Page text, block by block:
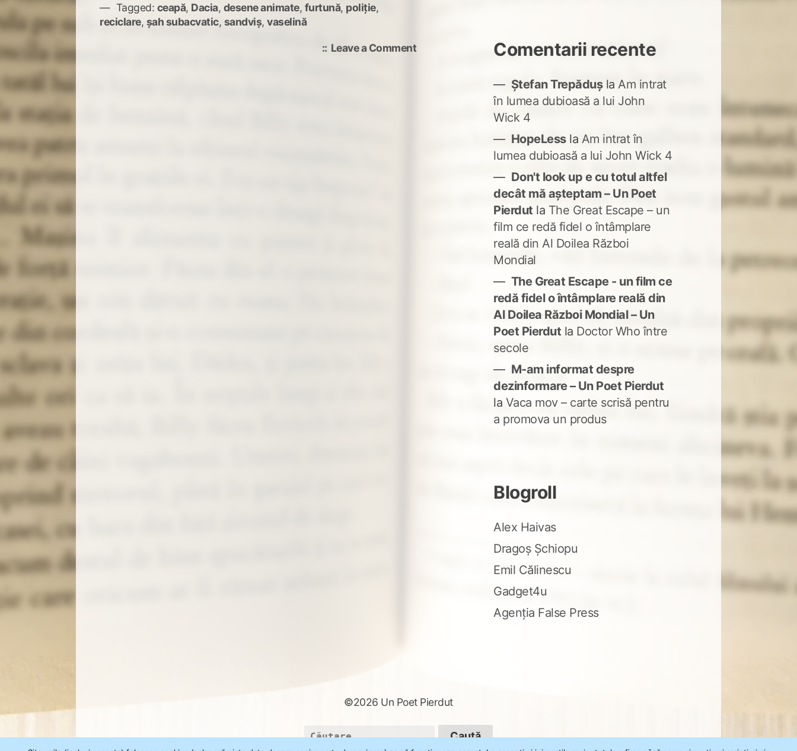
Tagged: ceapă, Dacia, desene animate, furtună, poliție,
reciclare, șah subacvatic, sandviș,vaselină
Leave a Commenton
Comentarii recente
Ștefan Trepădușla Am intrat
în lumea dubioasă a lui John
Wick 4
HopeLessla Am intrat în
lumea dubioasă a lui John Wick 4
Don't look up e cu totul altfel
decât mă așteptam – Un Poet
Pierdut la The Great Escape – un
film ce redă fidel o întâmplare
reală din Al Doilea Război
Mondial
The Great Escape - un film ce
redă fidel o întâmplare reală din
Al Doilea Război Mondial – Un
Poet Pierdut la Doctor Who între
secole
M-am informat despre
dezinformare – Un Poet Pierdut
la Vaca mov – carte scrisă pentru
a promova un produs
Blogroll
Alex Haivas
Dragoș Șchiopu
Emil Călinescu
Gadget4u
Agenția False Press
©2026 Un Poet Pierdut
Caută